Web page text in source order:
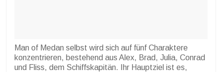
Man of Medan selbst wird sich auf fünf Charaktere
konzentrieren, bestehend aus Alex, Brad, Julia, Conrad
und Fliss, dem Schiffskapitän. Ihr Hauptziel ist es,